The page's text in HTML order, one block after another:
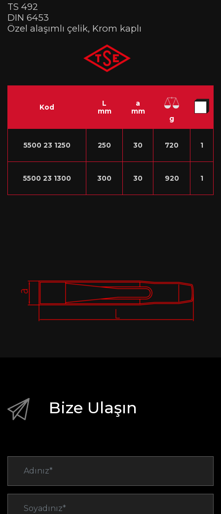
TS 492
DIN 6453
Özel alaşımlı çelik, Krom kaplı
Kod
L
mm
a
mm
g
5500 23 1250 250 30 720 1
5500 23 1300 300 30 920 1
Bize Ulaşın